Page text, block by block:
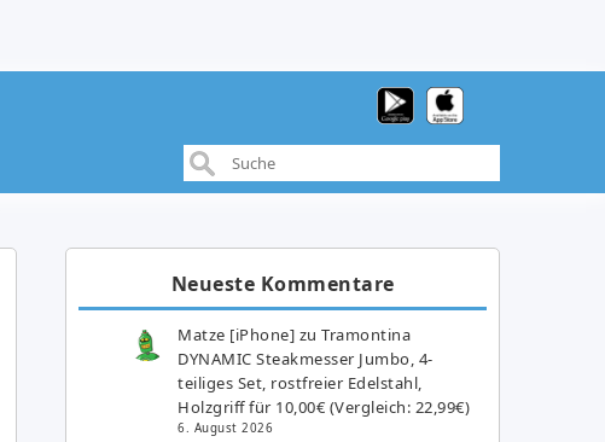
Neueste Kommentare
Matze [iPhone] zuTramontina
DYNAMIC Steakmesser Jumbo, 4-
teiliges Set, rostfreier Edelstahl,
Holzgriff für 10,00€ (Vergleich: 22,99€)
6. August 2026